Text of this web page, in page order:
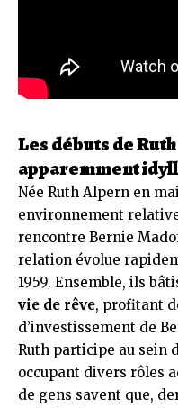
Les débuts de
apparemment
Née Ruth Alpern en
environnement
rencontre Bernie
relation évolue
1959. Ensemble, ils
vie de rêve, profitant
d’investissement de
Ruth participe au sein
occupant divers rôles
de gens savent que,